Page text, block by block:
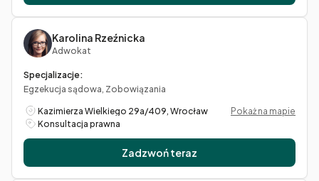
Karolina Rzeźnicka
Adwokat
Specjalizacje:
Egzekucja sądowa, Zobowiązania
Kazimierza Wielkiego 29a/409, Wrocław
Pokaż na mapie
Konsultacja prawna
Zadzwoń teraz